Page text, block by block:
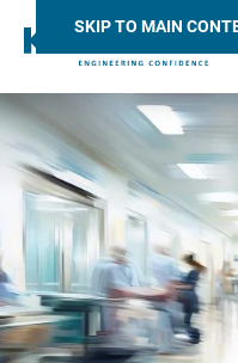
SKIP TO MAIN
Search